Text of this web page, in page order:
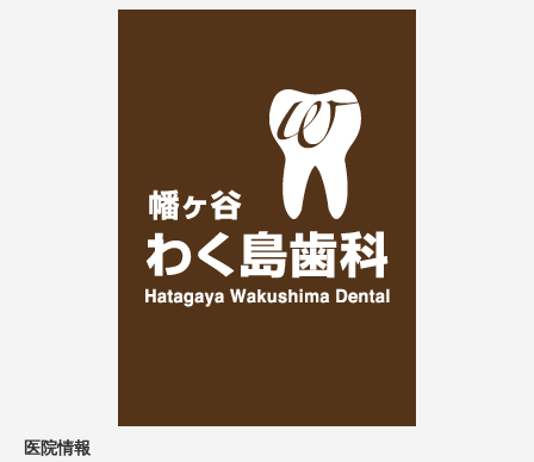
医院情報